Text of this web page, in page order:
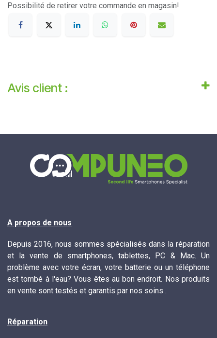
Possibilité de retirer votre commande en magasin!
Avis client :
A propos de nous
Depuis 2016, nous sommes spécialisés dans la réparation
et la vente de smartphones, tablettes, PC & Mac. Un
problème avec votre écran, votre batterie ou un téléphone
est tombé à l'eau? Vous êtes au bon endroit. Nos produits
en vente sont testés et garantis par nos soins .
Réparation